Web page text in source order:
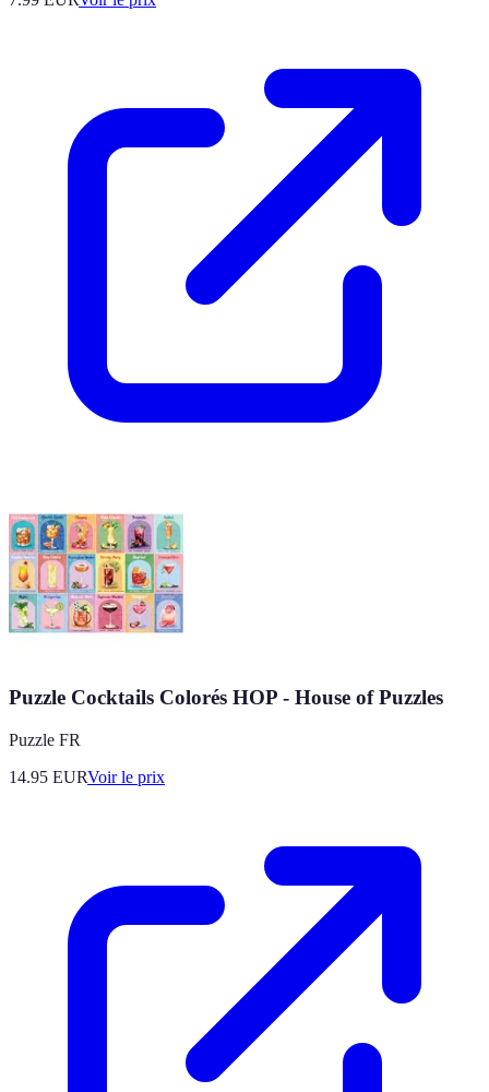
Puzzle Cocktails Colorés HOP - House of Puzzles
Puzzle FR
14.95 EURVoir le prix